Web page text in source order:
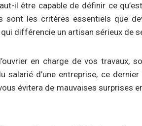
il être capable de définir ce
sont les critères essentiels que
différencie un artisan sérieux de
en charge de vos travaux,
salarié d’une entreprise, ce
évitera de mauvaises surprises